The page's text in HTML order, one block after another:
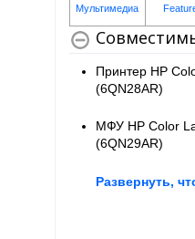
Принтер HP
(6QN28AR)
МФУ HP Color
(6QN29AR)
Развернуть,